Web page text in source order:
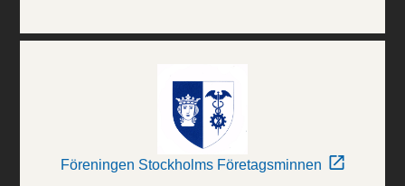
Föreningen Stockholms Företagsminnen